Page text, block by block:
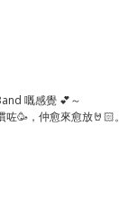
嘅感覺 💕～
🥳，仲愈來愈放🤘🏻。